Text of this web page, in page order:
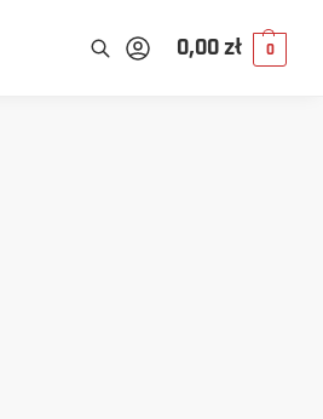
0,00 zł 0